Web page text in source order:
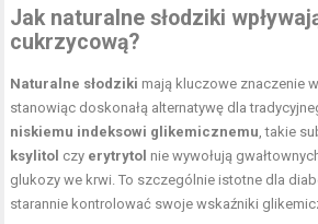
Jak naturalne słodziki
cukrzycową?
Naturalne słodziki mają kluczowe znaczenie
stanowiąc doskonałą alternatywę dla
niskiemu indeksowi glikemicznemu, takie
ksylitol czy erytrytol nie wywołują
glukozy we krwi. To szczególnie istotne dla
starannie kontrolować swoje wskaźniki